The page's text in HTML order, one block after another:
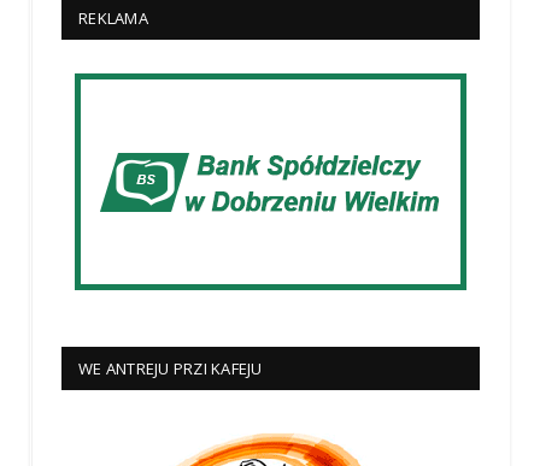
REKLAMA
WE ANTREJU PRZI KAFEJU